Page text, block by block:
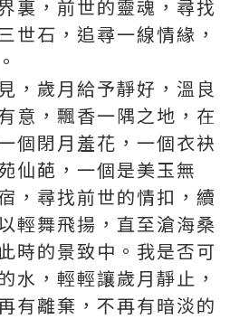
裏，前世的靈魂，尋找
世石，追尋一線情緣，
，歲月給予靜好，溫良
意，飄香一隅之地，在
個閉月羞花，一個衣袂
仙葩，一個是美玉無
，尋找前世的情扣，續
輕舞飛揚，直至滄海桑
時的景致中。我是否可
水，輕輕讓歲月靜止，
有離棄，不再有暗淡的